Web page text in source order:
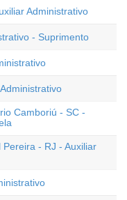
Administrativo
- Suprimento
Camboriú - SC -
- RJ - Auxiliar